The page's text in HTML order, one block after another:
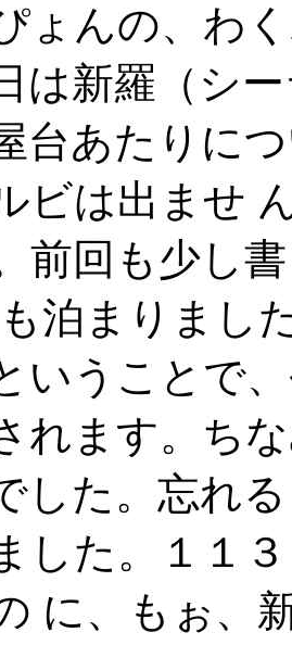
ょんの、わ
は新羅（シ
台あたりに
ビは出ませ
前回も少し
泊まりまし
いうことで
れます。ち
した。忘れ
した。１１
に、もぉ、